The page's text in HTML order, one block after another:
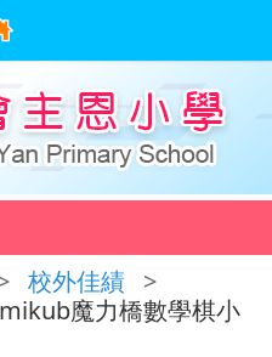
校外佳績 >
魔力橋數學棋小